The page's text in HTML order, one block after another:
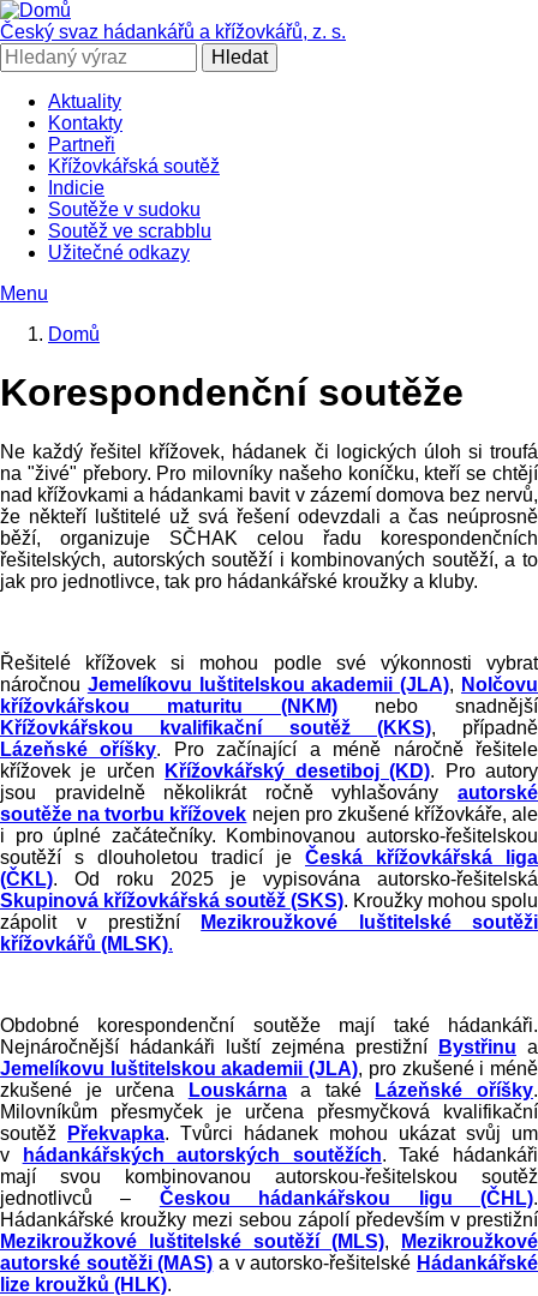
Přejít
k
hlavnímu
obsahu
Český svaz hádankářů a křížovkářů, z. s.
Hledat
SČHAK
Aktuality
Kontakty
Partneři
Křížovkářská soutěž
Indicie
Soutěže v sudoku
Soutěž ve scrabblu
Užitečné odkazy
Menu
navigace
Domů
Korespondenční soutěže
Ne každý řešitel křížovek, hádanek či logických úloh si troufá
na "živé" přebory. Pro milovníky našeho koníčku, kteří se chtějí
nad křížovkami a hádankami bavit v zázemí domova bez nervů,
že někteří luštitelé už svá řešení odevzdali a čas neúprosně
běží, organizuje SČHAK celou řadu korespondenčních
řešitelských, autorských soutěží i kombinovaných soutěží, a to
jak pro jednotlivce, tak pro hádankářské kroužky a kluby.
Řešitelé křížovek si mohou podle své výkonnosti vybrat
náročnou Jemelíkovu luštitelskou akademii (JLA), Nolčovu
křížovkářskou maturitu (NKM)nebo snadnější
Křížovkářskou kvalifikační soutěž (KKS), případně
Lázeňské oříšky. Pro začínající a méně náročně řešitele
křížovek je určen
Křížovkářský desetiboj (KD). Pro autory
jsou pravidelně několikrát ročně vyhlašovány autorské
soutěže na tvorbu křížovek nejen pro zkušené křížovkáře, ale
i pro úplné začátečníky. Kombinovanou autorsko-řešitelskou
soutěží s dlouholetou tradicí je Česká křížovkářská liga
(ČKL). Od roku 2025 je vypisována autorsko-řešitelská
Skupinová křížovkářská soutěž (SKS). Kroužky mohou spolu
zápolit v prestižní
Mezikroužkové luštitelské soutěži
křížovkářů (MLSK).
Obdobné korespondenční soutěže mají také hádankáři.
Nejnáročnější hádankáři luští zejména prestižní
Bystřinu a
Jemelíkovu luštitelskou akademii (JLA), pro zkušené i méně
zkušené je určena
Louskárnaa také Lázeňské oříšky.
Milovníkům přesmyček je určena přesmyčková kvalifikační
soutěž
Překvapka. Tvůrci hádanek mohou ukázat svůj um
v
hádankářských autorských soutěžích. Také hádankáři
mají svou kombinovanou autorskou-řešitelskou soutěž
jednotlivců – Českou hádankářskou ligu (ČHL).
Hádankářské kroužky mezi sebou zápolí především v prestižní
Mezikroužkové luštitelské soutěží (MLS),
Mezikroužkové
autorské soutěži (MAS) a v autorsko-řešitelské Hádankářské
lize kroužků (HLK).